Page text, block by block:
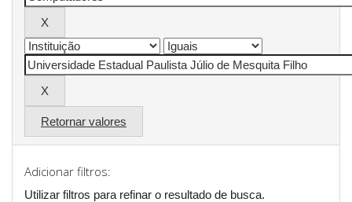
Retornar valores
Adicionar filtros:
Utilizar filtros para refinar o resultado de busca.